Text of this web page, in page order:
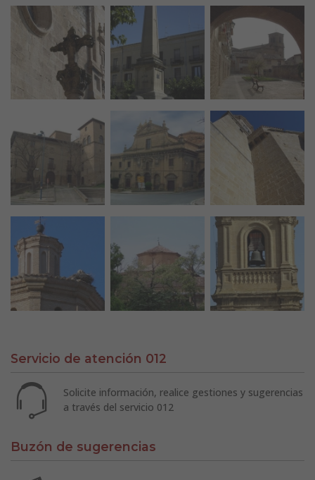
Servicio de atención 012
Solicite información, realice gestiones y sugerencias
a través del servicio 012
Buzón de sugerencias